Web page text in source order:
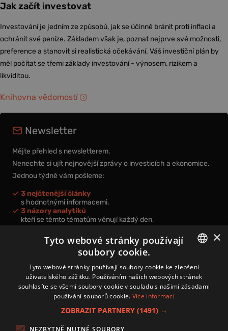
Jak začít investovat
Investování je jedním ze způsobů, jak se účinně bránit proti inflaci a
ochránit své peníze. Základem však je, poznat nejprve své možnosti,
preference a stanovit si realistická očekávání. Váš investiční plán by
měl počítat se třemi základy investování - výnosem, rizikem a
likviditou.
Knihovna vědomostí
Newsletter
Mějte přehled s newsletterem.
Nenechte si ujít nejnovější zprávy o investicích a ekonomice.
Jednou týdně vám pošleme:
3 nejčtenější články
s hodnotnými informacemi,
3 názory analytiků
kteří se těmto tématům věnují každý den,
nová videa a podcasty
k prohloubení vašich znalostí.
Přihlášením k newsletteru vyjadřujete svůj souhlas spodmínkami
zpracování osobních údajů.
CZECH
×
Tyto webové stránky používají
soubory cookie.
Tyto webové stránky používají soubory cookie ke zlepšení
uživatelského zážitku. Používáním našich webových stránek
souhlasíte se všemi soubory cookie v souladu s našimi zásadami
používání souborů cookie. Více informací
ZOBRAZIT PARTNERY (1491) →
NEZBYTNĚ NUTNÉ SOUBORY